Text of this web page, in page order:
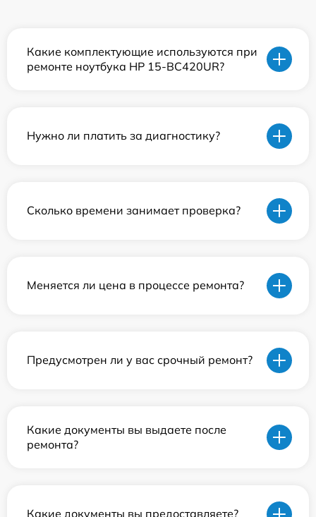
Какие комплектующие используются при
ремонте ноутбука HP 15-BC420UR?
Нужно ли платить за диагностику?
Сколько времени занимает проверка?
Меняется ли цена в процессе ремонта?
Предусмотрен ли у вас срочный ремонт?
Какие документы вы выдаете после
ремонта?
Какие документы вы предоставляете?